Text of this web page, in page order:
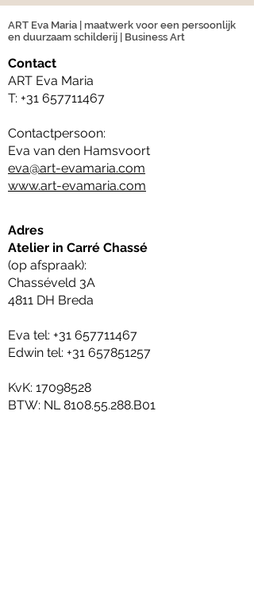
ART Eva Maria | maatwerk voor een persoonlijk
en duurzaam schilderij | Business Art
Contact
ART Eva Maria
T: +31 657711467
Contactpersoon:
Eva van den Hamsvoort
eva@art-evamaria.com
www.art-evamaria.com
Adres
Atelier in Carré Chassé
(op afspraak):
Chasséveld 3A
4811 DH Breda
Eva tel: +31 657711467
Edwin tel: +31 657851257
KvK: 17098528
BTW: NL 8108.55.288.B01